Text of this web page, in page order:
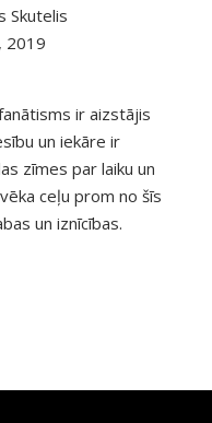
Skutelis
2019
ir aizstājis
un iekāre ir
zīmes par laiku un
ceļu prom no šīs
un iznīcības.